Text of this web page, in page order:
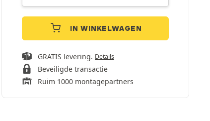
IN WINKELWAGEN
GRATIS levering. Details
Beveiligde transactie
Ruim 1000 montagepartners